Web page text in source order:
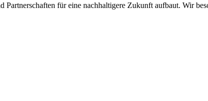
für eine nachhaltigere Zukunft aufbaut. Wir